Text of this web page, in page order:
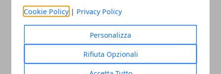
Cookie Policy | Privacy Policy
Personalizza
Rifiuta Opzionali
Facebook
TwitterWhatsapp